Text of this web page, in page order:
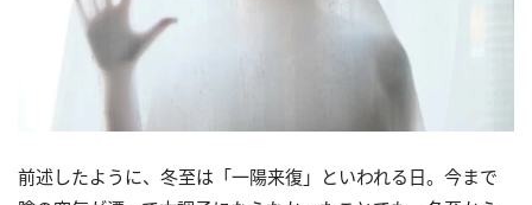
前述したように、冬至は「一陽来復」といわれる日。今まで